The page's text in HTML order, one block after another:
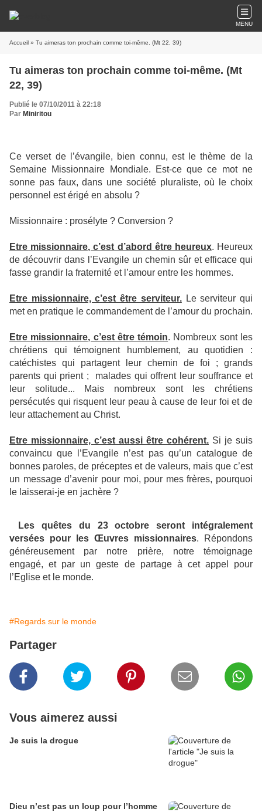
MENU
Accueil » Tu aimeras ton prochain comme toi-même. (Mt 22, 39)
Tu aimeras ton prochain comme toi-même. (Mt
22, 39)
Publié le 07/10/2011 à 22:18
Par Miniritou
Ce verset de l’évangile, bien connu, est le thème de la
Semaine Missionnaire Mondiale. Est-ce que ce mot ne
sonne pas faux, dans une société pluraliste, où le choix
personnel est érigé en absolu ?
Missionnaire : prosélyte ? Conversion ?
Etre missionnaire, c’est d’abord être heureux. Heureux
de découvrir dans l’Evangile un chemin sûr et efficace qui
fasse grandir la fraternité et l’amour entre les hommes.
Etre missionnaire, c’est être serviteur. Le serviteur qui
met en pratique le commandement de l’amour du prochain.
Etre missionnaire, c’est être témoin. Nombreux sont les
chrétiens qui témoignent humblement, au quotidien :
catéchistes qui partagent leur chemin de foi ; grands
parents qui prient ; malades qui offrent leur souffrance et
leur solitude... Mais nombreux sont les chrétiens
persécutés qui risquent leur peau à cause de leur foi et de
leur attachement au Christ.
Etre missionnaire, c’est aussi être cohérent. Si je suis
convaincu que l’Evangile n’est pas qu’un catalogue de
bonnes paroles, de préceptes et de valeurs, mais que c’est
un message d’avenir pour moi, pour mes frères, pourquoi
le laisserai-je en jachère ?
Les quêtes du 23 octobre seront intégralement
versées pour les Œuvres missionnaires. Répondons
généreusement par notre prière, notre témoignage
engagé, et par un geste de partage à cet appel pour
l’Eglise et le monde.
#Regards sur le monde
Partager
Vous aimerez aussi
Je suis la drogue
Dieu n’est pas un loup pour l’homme